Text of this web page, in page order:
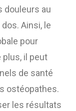
douleurs au
Ainsi, le
pour
plus, il peut
de santé
ostéopathes.
les résultats